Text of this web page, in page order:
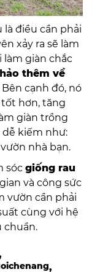
là điều cần phải
xảy ra sẽ làm
làm giàn chắc
thêm về
Bên cạnh đó, nó
hơn, tăng
giàn trồng
dễ kiếm như:
nhà bạn.
sóc giống rau
và công sức
vườn cần phải
cùng với hệ
chuẩn.